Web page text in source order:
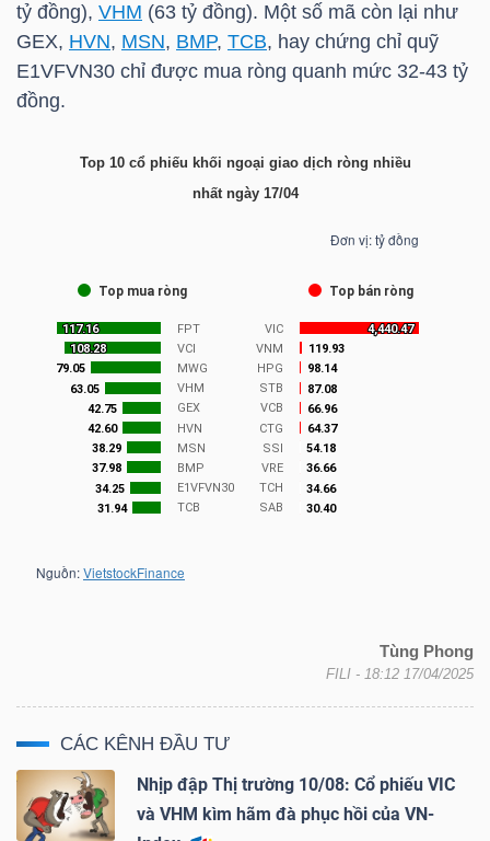
tỷ đồng), VHM (63 tỷ đồng). Một số mã còn lại như
GEX, HVN, MSN, BMP, TCB, hay chứng chỉ quỹ
E1VFVN30 chỉ được mua ròng quanh mức 32-43 tỷ
đồng.
Top 10 cổ phiếu khối ngoại giao dịch ròng nhiều
nhất ngày 17/04
Tùng Phong
FILI - 18:12 17/04/2025
CÁC KÊNH ĐẦU TƯ
Nhịp đập Thị trường 10/08: Cổ phiếu VIC
và VHM kìm hãm đà phục hồi của VN-
VS-
SECTOR
NGUYÊN
VẬT
CÔNG
KHÔNG
THIẾT